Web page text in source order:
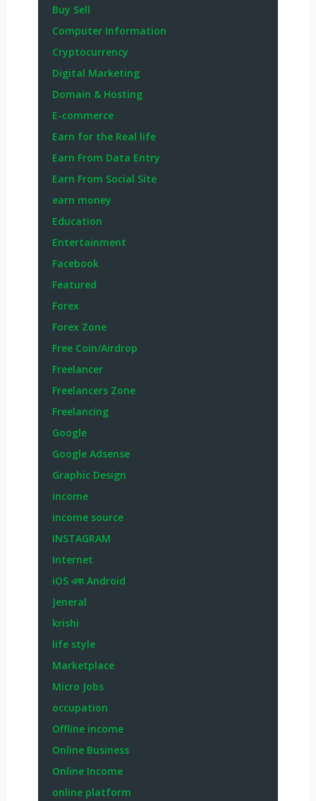
Buy Sell
Computer Information
Cryptocurrency
Digital Marketing
Domain & Hosting
E-commerce
Earn for the Real life
Earn From Data Entry
Earn From Social Site
earn money
Education
Entertainment
Facebook
Featured
Forex
Forex Zone
Free Coin/Airdrop
Freelancer
Freelancers Zone
Freelancing
Google
Google Adsense
Graphic Design
income
income source
INSTAGRAM
Internet
iOS এবং Android
Jeneral
krishi
life style
Marketplace
Micro Jobs
occupation
Offline income
Online Business
Online Income
online platform